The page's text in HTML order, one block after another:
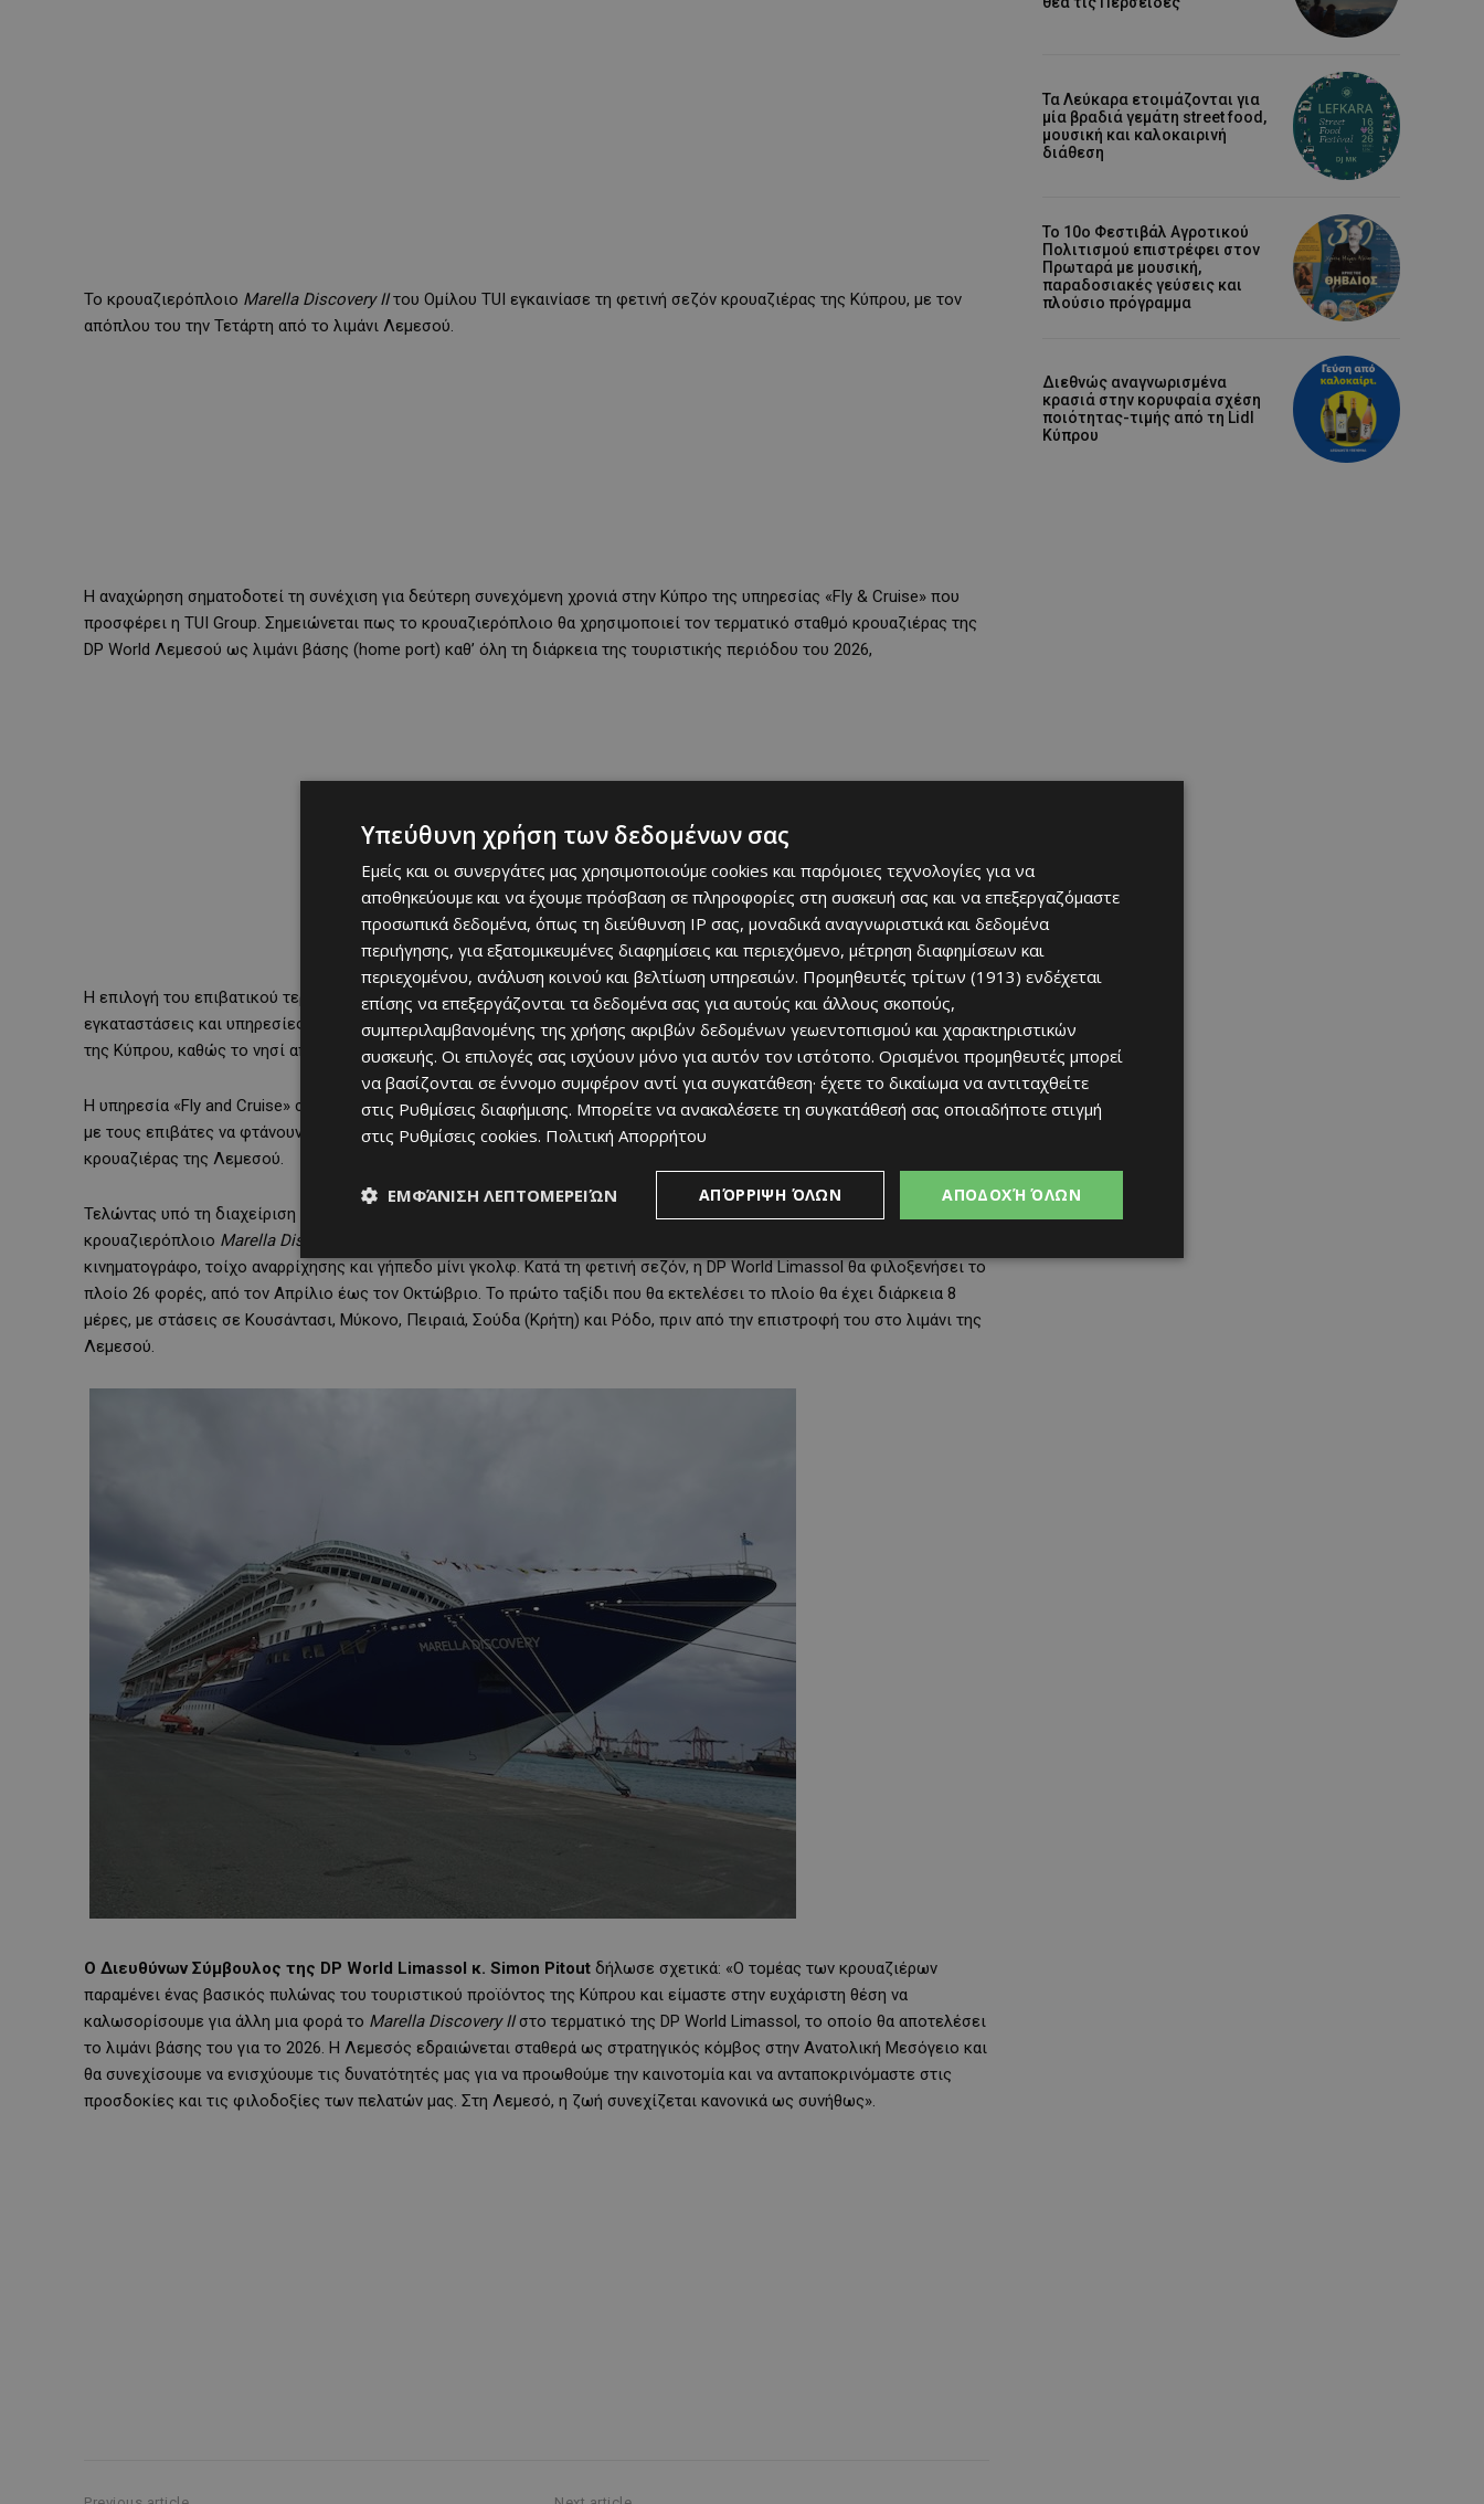
Το κρουαζιερόπλοιο Marella DiscoveryIIτου Ομίλου TUI εγκαινίασε τη φετινή σεζόν κρουαζιέρας της Κύπρου, με τον
απόπλου του την Τετάρτη από το λιμάνι Λεμεσού.
Η αναχώρηση σηματοδοτεί τη συνέχιση για δεύτερη συνεχόμενη χρονιά στην Κύπρο της υπηρεσίας «Fly & Cruise» που
προσφέρει η TUI Group. Σημειώνεται πως το κρουαζιερόπλοιο θα χρησιμοποιεί τον τερματικό σταθμό κρουαζιέρας της
DP World Λεμεσού ως λιμάνι βάσης (home port) καθ’ όλη τη διάρκεια της τουριστικής περιόδου του 2026,
Η επιλογή του επιβατικού τερματικού της DP World Limassol ως βάσης αποτελεί ψήφο εμπιστοσύνης τόσο στις
εγκαταστάσεις και υπηρεσίες του λιμένα, όσο και στην καλή αεροπορική συνδεσιμότητα και τις τουριστικές υποδομές
της Κύπρου, καθώς το νησί αποτελεί το κύριο σημείο επιβίβασης και αποβίβασης επιβατών.
Η υπηρεσία «Fly and Cruise» συνδυάζει τις κρατήσεις πτήσεων και κρουαζιέρων σε μια ξεχωριστή ταξιδιωτική εμπειρία,
με τους επιβάτες να φτάνουν στα αεροδρόμια της Λάρνακας και της Πάφου και έπειτα να μεταβαίνουν στο τερματικό
κρουαζιέρας της Λεμεσού.
Τελώντας υπό τη διαχείριση της Marella Cruises, θυγατρικής του ομίλου TUI Group με έδρα το Ηνωμένο Βασίλειο, το
κρουαζιερόπλοιο Marella Discovery
κινηματογράφο, τοίχο αναρρίχησης και γήπεδο μίνι γκολφ. Κατά τη φετινή σεζόν, η DP World Limassol θα φιλοξενήσει το
πλοίο 26 φορές, από τον Απρίλιο έως τον Οκτώβριο. Το πρώτο ταξίδι που θα εκτελέσει το πλοίο θα έχει διάρκεια 8
μέρες, με στάσεις σε Κουσάντασι, Μύκονο, Πειραιά, Σούδα (Κρήτη) και Ρόδο, πριν από την επιστροφή του στο λιμάνι της
Λεμεσού.
Ο Διευθύνων Σύμβουλος της DP World Limassol κ. Simon Pitout δήλωσε σχετικά: «Ο τομέας των κρουαζιέρων
παραμένει ένας βασικός πυλώνας του τουριστικού προϊόντος της Κύπρου και είμαστε στην ευχάριστη θέση να
καλωσορίσουμε για άλλη μια φορά το Marella DiscoveryIIστο τερματικό της DP World Limassol, το οποίο θα αποτελέσει
το λιμάνι βάσης του για το 2026. Η Λεμεσός εδραιώνεται σταθερά ως στρατηγικός κόμβος στην Ανατολική Μεσόγειο και
θα συνεχίσουμε να ενισχύουμε τις δυνατότητές μας για να προωθούμε την καινοτομία και να ανταποκρινόμαστε στις
προσδοκίες και τις φιλοδοξίες των πελατών μας. Στη Λεμεσό, η ζωή συνεχίζεται κανονικά ως συνήθως».
Τα Λεύκαρα ετοιμάζονται για
μία βραδιά γεμάτη street food,
μουσική και καλοκαιρινή
διάθεση
Το 10ο Φεστιβάλ Αγροτικού
Πολιτισμού επιστρέφει στον
Πρωταρά με μουσική,
παραδοσιακές γεύσεις και
πλούσιο πρόγραμμα
Διεθνώς αναγνωρισμένα
κρασιά στην κορυφαία σχέση
ποιότητας-τιμής από τη Lidl
Κύπρου
Υπεύθυνη χρήση των δεδομένων σας
Εμείς και οι συνεργάτες μας χρησιμοποιούμε cookies και παρόμοιες τεχνολογίες για να
αποθηκεύουμε και να έχουμε πρόσβαση σε πληροφορίες στη συσκευή σας και να επεξεργαζόμαστε
προσωπικά δεδομένα, όπως τη διεύθυνση IP σας, μοναδικά αναγνωριστικά και δεδομένα
περιήγησης, για εξατομικευμένες διαφημίσεις και περιεχόμενο, μέτρηση διαφημίσεων και
περιεχομένου, ανάλυση κοινού και βελτίωση υπηρεσιών. Προμηθευτές τρίτων (1913) ενδέχεται
επίσης να επεξεργάζονται τα δεδομένα σας για αυτούς και άλλους σκοπούς,
συμπεριλαμβανομένης της χρήσης ακριβών δεδομένων γεωεντοπισμού και χαρακτηριστικών
συσκευής. Οι επιλογές σας ισχύουν μόνο για αυτόν τον ιστότοπο. Ορισμένοι προμηθευτές μπορεί
να βασίζονται σε έννομο συμφέρον αντί για συγκατάθεση· έχετε το δικαίωμα να αντιταχθείτε
στις Ρυθμίσεις διαφήμισης. Μπορείτε να ανακαλέσετε τη συγκατάθεσή σας οποιαδήποτε στιγμή
στις Ρυθμίσεις cookies. Πολιτική Απορρήτου
ΑΠΟΔΟΧΉ ΌΛΩΝ
ΑΠΌΡΡΙΨΗ ΌΛΩΝ
ΕΜΦΆΝΙΣΗ ΛΕΠΤΟΜΕΡΕΙΏΝ